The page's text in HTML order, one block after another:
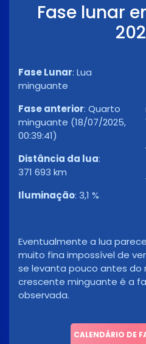
Fase lunar
Fase Lunar: Lua
minguante
Fase anterior: Quarto
minguante (18/07/2025,
00:39:41)
Distância da lua:
371 693 km
Iluminação: 3,1 %
Eventualmente a lua
muito fina impossível de
se levanta pouco antes do
crescente minguante é a
observada.
CALENDÁRIO DE